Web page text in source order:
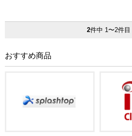
2件中 1〜2件目
おすすめ商品